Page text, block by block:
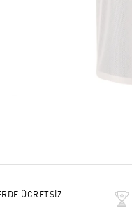
ÜCRETSİZ